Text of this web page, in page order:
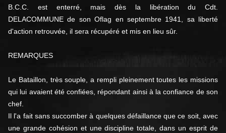
B.C.C. est enterré, mais dès la libération du Cdt.
DELACOMMUNE de son Oflag en septembre 1941, sa liberté
d'action retrouvée, il sera récupéré et mis en lieu sûr.
REMARQUES
Le Bataillon, très souple, a rempli pleinement toutes les missions
qui lui avaient été confiées, répondant ainsi à la confiance de son
chef.
Il l'a fait sans succomber à quelques défaillance que ce soit, avec
une grande cohésion et une discipline totale, dans un esprit de